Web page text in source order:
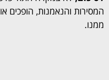
המסירות והנאמנות, הופכים
ממנו.